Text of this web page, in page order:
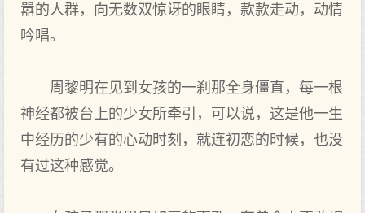
嚣的人群，向无数双惊讶的眼睛，款款走动，动情
吟唱。
周黎明在见到女孩的一刹那全身僵直，每一根
神经都被台上的少女所牵引，可以说，这是他一生
中经历的少有的心动时刻，就连初恋的时候，也没
有过这种感觉。